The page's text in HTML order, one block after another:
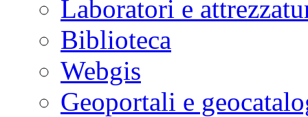
Laboratori e
Biblioteca
Webgis
Geoportali e